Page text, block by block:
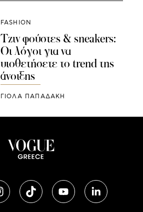
FASHION
Τζιν φούστες & sneakers:
Οι λόγοι για να
υιοθετήσετε το trend της
άνοιξης
ΓΙΌΛΑ ΠΑΠΑΔΆΚΗ